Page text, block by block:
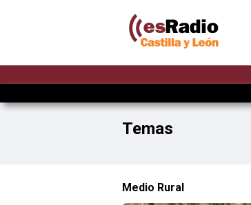
Temas
Medio Rural